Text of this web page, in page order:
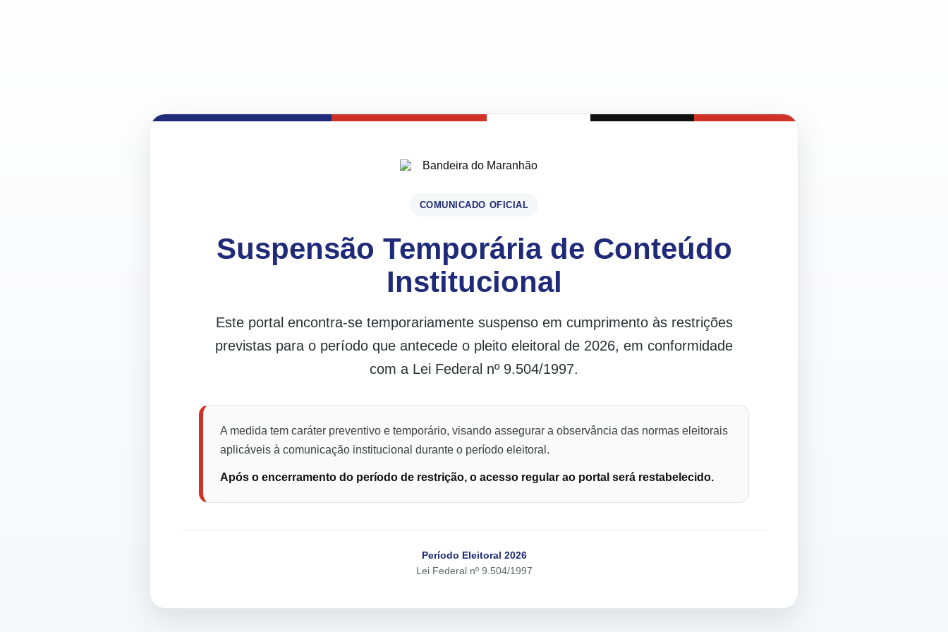
COMUNICADO OFICIAL
Suspensão Temporária de Conteúdo
Institucional
Este portal encontra-se temporariamente suspenso em cumprimento às restrições
previstas para o período que antecede o pleito eleitoral de 2026, em conformidade
com a Lei Federal nº 9.504/1997.
A medida tem caráter preventivo e temporário, visando assegurar a observância das normas eleitorais
aplicáveis à comunicação institucional durante o período eleitoral.
Após o encerramento do período de restrição, o acesso regular ao portal será restabelecido.
Período Eleitoral 2026
Lei Federal nº 9.504/1997